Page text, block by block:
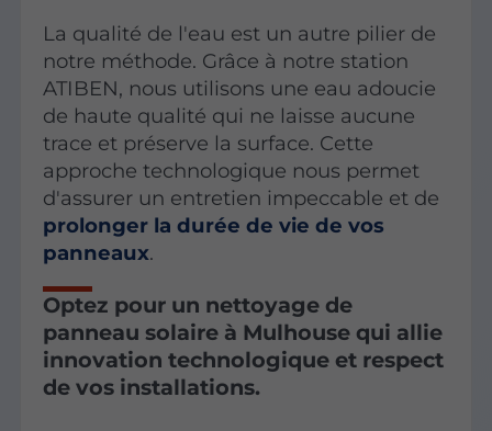
La qualité de l'eau est un autre pilier de
notre méthode. Grâce à notre station
ATIBEN, nous utilisons une eau adoucie
de haute qualité qui ne laisse aucune
trace et préserve la surface. Cette
approche technologique nous permet
d'assurer un entretien impeccable et de
prolonger la durée de vie de vos
panneaux.
Optez pour un nettoyage de
panneau solaire à Mulhouse qui allie
innovation technologique et respect
de vos installations.